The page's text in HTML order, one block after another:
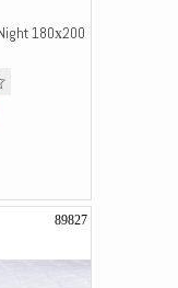
180х200
89827